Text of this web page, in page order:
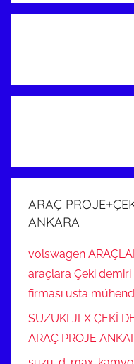
ARAÇ
ANKARA
volswagen
araçlara Çeki
firması usta
SUZUKI JLX ÇEKİ
ARAÇ PROJE